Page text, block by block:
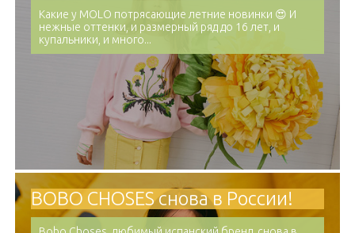
Какие у MOLO потрясающие летние новинки 😍 И
нежные оттенки, и размерный ряд до 16 лет, и
купальники, и много...
BOBO CHOSES снова в России!